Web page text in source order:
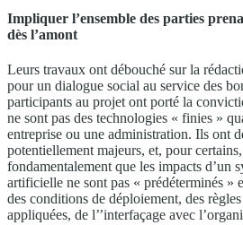
Impliquer l’ensemble des parties
dès l’amont
Leurs travaux ont débouché sur la
pour un dialogue social au service des
participants au projet ont porté la
ne sont pas des technologies « finies »
entreprise ou une administration. Ils ont
potentiellement majeurs, et, pour
fondamentalement que les impacts d’un
artificielle ne sont pas « prédéterminés »
des conditions de déploiement, des
appliquées, de l’’interfaçage avec